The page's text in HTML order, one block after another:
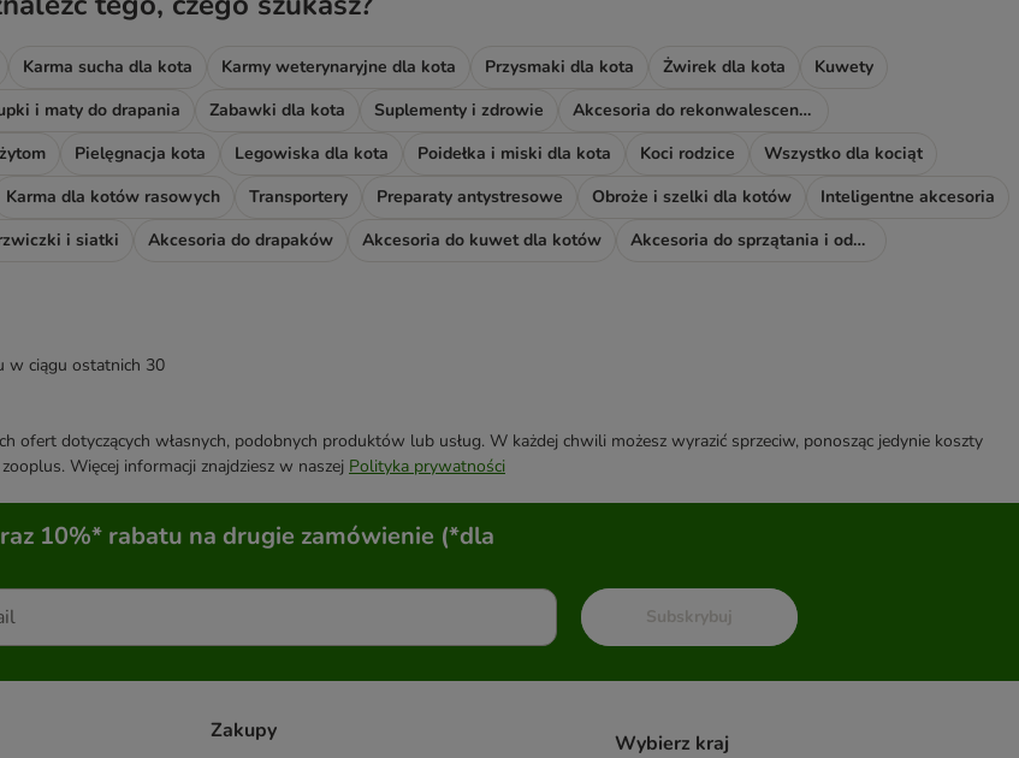
Karma sucha dla kota Karmy weterynaryjne dla kota Przysmaki dla kota Żwirek dla kota
Kuwety
i maty do drapania Zabawki dla kota Suplementy i zdrowie
Akcesoria do rekonwalescencji
Pielęgnacja kota Legowiska dla kota Poidełka i miski dla kota Koci rodzice
Wszystko dla kociąt
Karma dla kotów rasowych Transportery Preparaty antystresowe Obroże i szelki dla kotów
Inteligentne akcesoria
i siatki Akcesoria do drapaków Akcesoria do kuwet dla kotów
Akcesoria do sprzątania i odświeżacze
w ciągu ostatnich 30
dotyczących własnych, podobnych produktów lub usług. W każdej chwili możesz wyrazić sprzeciw, ponosząc jedynie koszty
Więcej informacji znajdziesz w naszej Polityka prywatności
10%* rabatu na drugie zamówienie (*dla
Subskrybuj
Zakupy Wybierz kraj